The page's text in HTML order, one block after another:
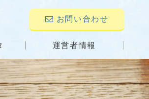
お問い合わせ
運営者情報